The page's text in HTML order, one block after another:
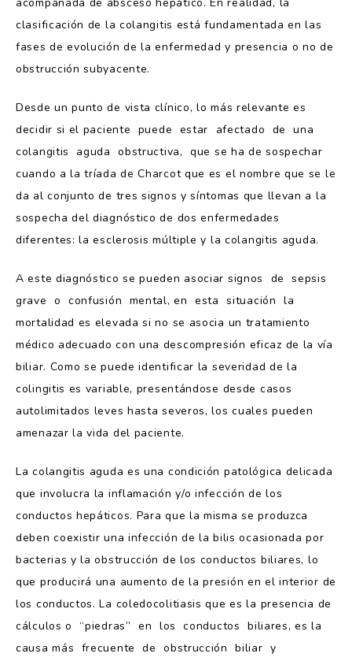
clasificación de la colangitis está fundamentada en las
fases de evolución de la enfermedad y presencia o no de
obstrucción subyacente.
Desde un punto de vista clínico, lo más relevante es
decidir si el paciente puede estar afectado de una
colangitis aguda obstructiva, que se ha de sospechar
cuando a la tríada de Charcot que es el nombre que se le
da al conjunto de tres signos y síntomas que llevan a la
sospecha del diagnóstico de dos enfermedades
diferentes: la esclerosis múltiple y la colangitis aguda.
A este diagnóstico se pueden asociar signos de sepsis
grave o confusión mental, en esta situación la
mortalidad es elevada si no se asocia un tratamiento
médico adecuado con una descompresión eficaz de la vía
biliar. Como se puede identificar la severidad de la
colingitis es variable, presentándose desde casos
autolimitados leves hasta severos, los cuales pueden
amenazar la vida del paciente.
La colangitis aguda es una condición patológica delicada
que involucra la inflamación y/o infección de los
conductos hepáticos. Para que la misma se produzca
deben coexistir una infección de la bilis ocasionada por
bacterias y la obstrucción de los conductos biliares, lo
que producirá una aumento de la presión en el interior de
los conductos. La coledocolitiasis que es la presencia de
cálculos o “piedras” en los conductos biliares, es la
causa más frecuente de obstrucción biliar y